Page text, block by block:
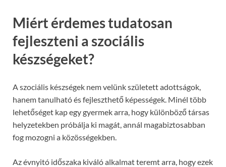
Miért érdemes tudatosan
fejleszteni a szociális
készségeket?
A szociális készségek nem velünk született adottságok,
hanem tanulható és fejleszthető képességek. Minél több
lehetőséget kap egy gyermek arra, hogy különböző társas
helyzetekben próbálja ki magát, annál magabiztosabban
fog mozogni a közösségekben.
Az évnyitó időszaka kiváló alkalmat teremt arra, hogy ezek